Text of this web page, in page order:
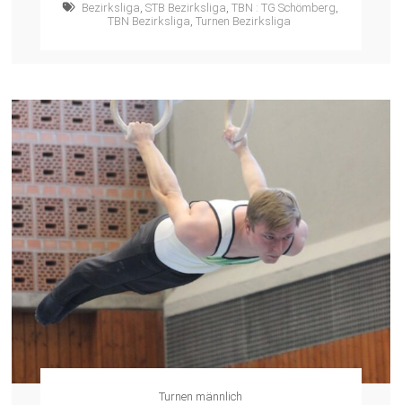
Bezirksliga, STB Bezirksliga, TBN : TG Schömberg,
TBN Bezirksliga,Turnen Bezirksliga
Turnen männlich